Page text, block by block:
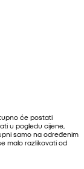
će postati
u pogledu cijene,
samo na određenim
malo razlikovati od